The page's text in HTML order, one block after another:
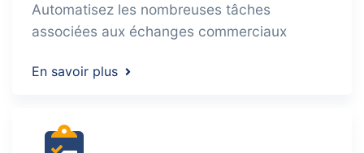
Automatisez les nombreuses tâches
associées aux échanges commerciaux
En savoir plus